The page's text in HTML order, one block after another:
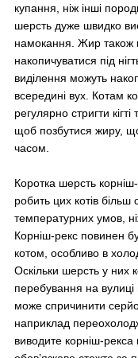
купання, ніж інші
шерсть дуже швидко
намокання. Жир також
накопичуватися під
виділення можуть
всередині вух. Котам
регулярно стригти кігті
щоб позбутися жиру,
часом.
Коротка шерсть
робить цих котів
температурних умов,
Корніш-рекс повинен
котом, особливо в
Оскільки шерсть у них
перебування на
може спричинити
наприклад
виводите корніш-рекса